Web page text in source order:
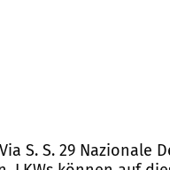
S. S. 29